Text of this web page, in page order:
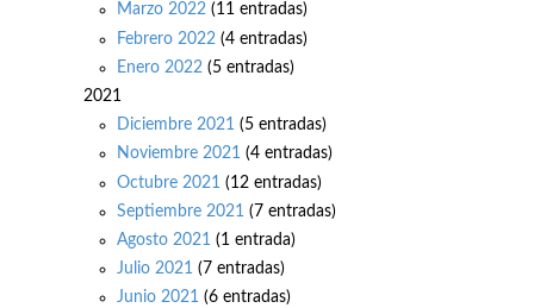
Marzo 2022 (11 entradas)
Febrero 2022 (4 entradas)
Enero 2022 (5 entradas)
2021
Diciembre 2021 (5 entradas)
Noviembre 2021 (4 entradas)
Octubre 2021 (12 entradas)
Septiembre 2021 (7 entradas)
Agosto 2021 (1 entrada)
Julio 2021 (7 entradas)
Junio 2021 (6 entradas)